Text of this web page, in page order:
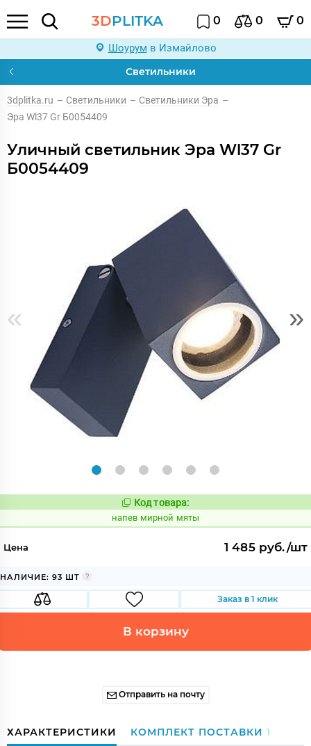
3DPLITKA 0 0 0
Шоурум в Измайлово
Светильники
3dplitka.ru – Светильники – Светильники Эра –
Эра Wl37 Gr Б0054409
Уличный светильник Эра Wl37 Gr
Б0054409
« »
Код:
1085306
Код товара:
напев мирной мяты
Цена 1 485 руб./шт
НАЛИЧИЕ: 93 ШТ
Заказ в 1 клик
В корзину
Отправить на почту
ХАРАКТЕРИСТИКИ КОМПЛЕКТ ПОСТАВКИ 1